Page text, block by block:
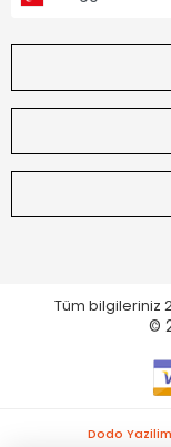
Tüm bilgileriniz
©
Dodo